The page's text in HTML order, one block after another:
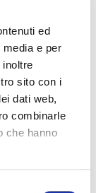
ed
e per
sito con i
dati web,
combinarle
che hanno
b&b che fa
di forza […]
VENETA